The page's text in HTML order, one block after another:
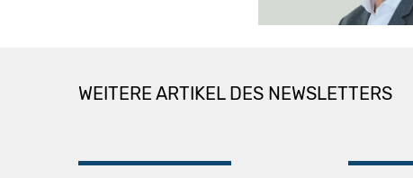
WEITERE ARTIKEL DES NEWSLETTERS